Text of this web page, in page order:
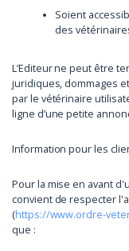
Soient
des
L’Editeur ne peut être
juridiques, dommages
par le vétérinaire
ligne d’une petite
Information pour les
Pour la mise en avant
convient de respecter
(https://www.ordre-
que :